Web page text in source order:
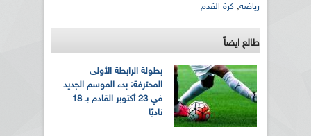
رياضة, كرة القدم
طالع ايضاً
بطولة الرابطة الأولى
المحترفة: بدء الموسم الجديد
في 23 أكتوبر القادم بـ 18
ناديًا